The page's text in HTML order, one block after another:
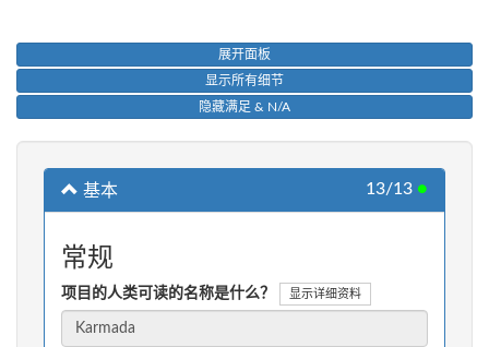
展开面板
显示所有细节
隐藏满足 & N/A
基本 13/13 ●
常规
项目的人类可读的名称是什么？ 显示详细资料